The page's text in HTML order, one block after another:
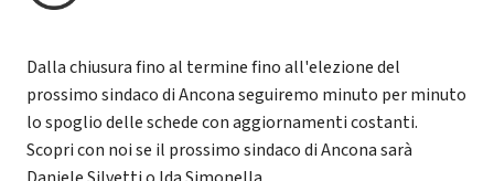
Dalla chiusura fino al termine fino all'elezione del
prossimo sindaco di Ancona seguiremo minuto per minuto
lo spoglio delle schede con aggiornamenti costanti.
Scopri con noi se il prossimo sindaco di Ancona sarà